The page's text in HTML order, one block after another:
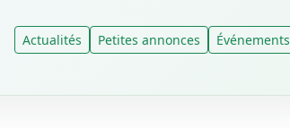
Actualités Petites annonces Événements